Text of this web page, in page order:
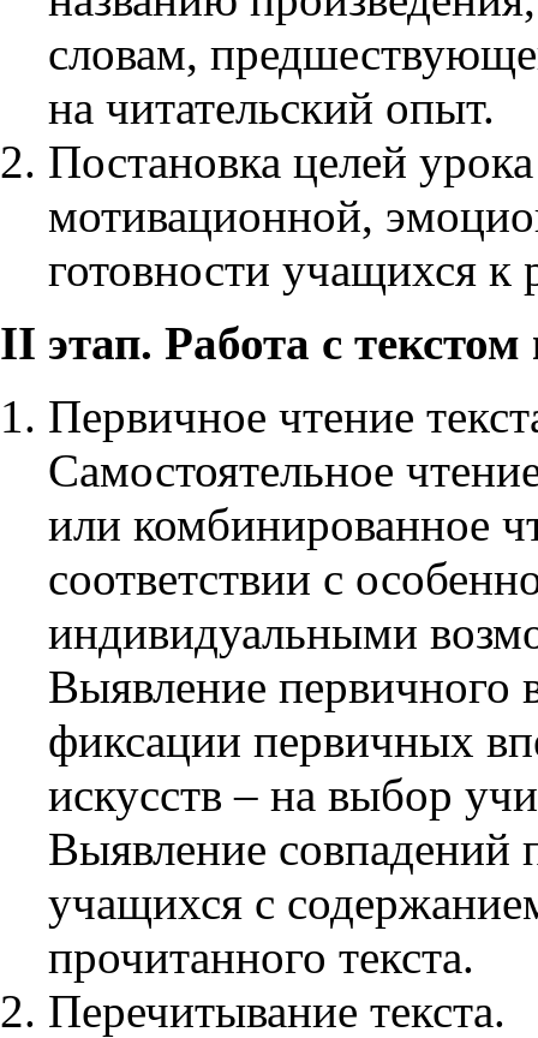
словам,
на читательский опыт.
Постановка целей
мотивационной,
готовности учащихся к
II этап. Работа с
Первичное чтение
Самостоятельное
или комбинированное
соответствии с
индивидуальными
Выявление
фиксации первичных
искусств – на выбор
Выявление совпадений
учащихся с
прочитанного текста.
Перечитывание текста.